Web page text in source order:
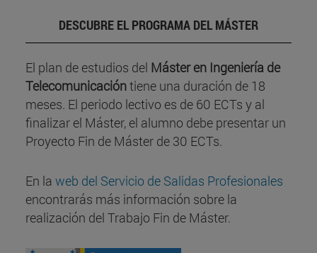
DESCUBRE EL PROGRAMA DEL MÁSTER
El plan de estudios del Máster en Ingeniería de
Telecomunicacióntiene una duración de 18
meses. El periodo lectivo es de 60 ECTs y al
finalizar el Máster, el alumno debe presentar un
Proyecto Fin de Máster de 30 ECTs.
En la web del Servicio de Salidas Profesionales
encontrarás más información sobre la
realización del Trabajo Fin de Máster.